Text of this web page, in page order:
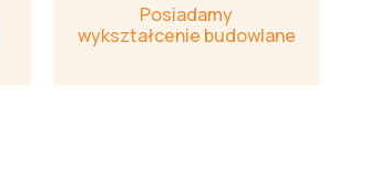
Posiadamy
wykształcenie budowlane